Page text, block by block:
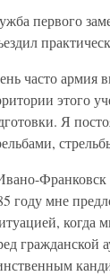
первого
часто армия
этого
Я
Франковск
году мне
когда
гражданской